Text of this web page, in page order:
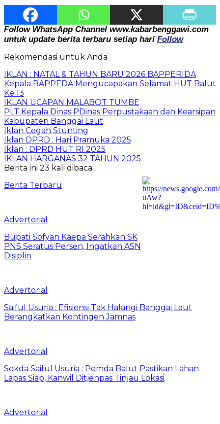
Follow WhatsApp Channel www.kabarbenggawi.com
untuk update berita terbaru setiap hari Follow
Rekomendasi untuk Anda
IKLAN : NATAL & TAHUN BARU 2026 BAPPERIDA
Kepala BAPPEDA Mengucapakan Selamat HUT Balut
Ke 13
IKLAN UCAPAN MALABOT TUMBE
PLT Kepala Dinas PDinas Perpustakaan dan Kearsipan
Kabupaten Banggai Laut
Iklan Cegah Stunting
Iklan DPRD : Hari Pramuka 2025
Iklan : DPRD HUT RI 2025
IKLAN HARGANAS 32 TAHUN 2025
Berita ini 23 kali dibaca
Berita Terbaru
Advertorial
Bupati Sofyan Kaepa Serahkan SK
PNS Seratus Persen, Ingatkan ASN
Disiplin
Advertorial
Saiful Usuria : Efisiensi Tak Halangi Banggai Laut
Berangkatkan Kontingen Jamnas
Advertorial
Sekda Saiful Usuria : Pemda Balut Pastikan Lahan
Lapas Siap, Kanwil Ditjenpas Tinjau Lokasi
Advertorial